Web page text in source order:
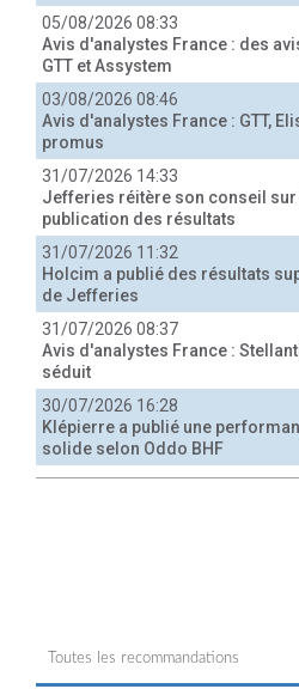
05/08/2026 08:33
Avis d'analystes France : des
GTT et Assystem
03/08/2026 08:46
Avis d'analystes France : GTT,
promus
31/07/2026 14:33
Jefferies réitère son conseil sur
publication des résultats
31/07/2026 11:32
Holcim a publié des résultats
de Jefferies
31/07/2026 08:37
Avis d'analystes France :
séduit
30/07/2026 16:28
Klépierre a publié une
solide selon Oddo BHF
Toutes les recommandations